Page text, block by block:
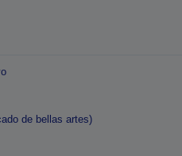
de bellas artes)